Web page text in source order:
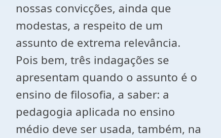
nossas convicções, ainda que
modestas, a respeito de um
assunto de extrema relevância.
Pois bem, três indagações se
apresentam quando o assunto é o
ensino de filosofia, a saber: a
pedagogia aplicada no ensino
médio deve ser usada, também, na